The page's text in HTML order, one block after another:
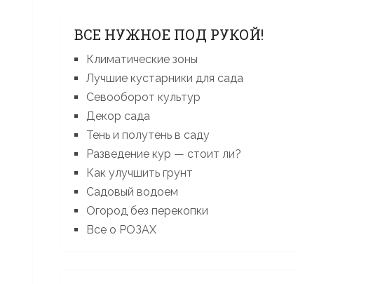
ВСЕ НУЖНОЕ ПОД РУКОЙ!
Климатические зоны
Лучшие кустарники для сада
Севооборот культур
Декор сада
Тень и полутень в саду
Разведение кур — стоит ли?
Как улучшить грунт
Садовый водоем
Огород без перекопки
Все о РОЗАХ